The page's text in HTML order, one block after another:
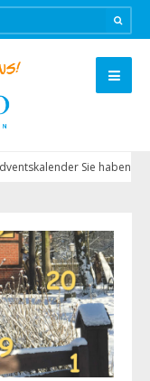
Sie haben